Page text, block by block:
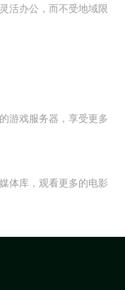
活办公，而不受地域限
游戏服务器，享受更多
体库，观看更多的电影